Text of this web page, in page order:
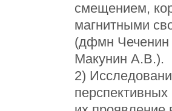
смещением,
магнитными
(дфмн
Макунин А.В.).
2)